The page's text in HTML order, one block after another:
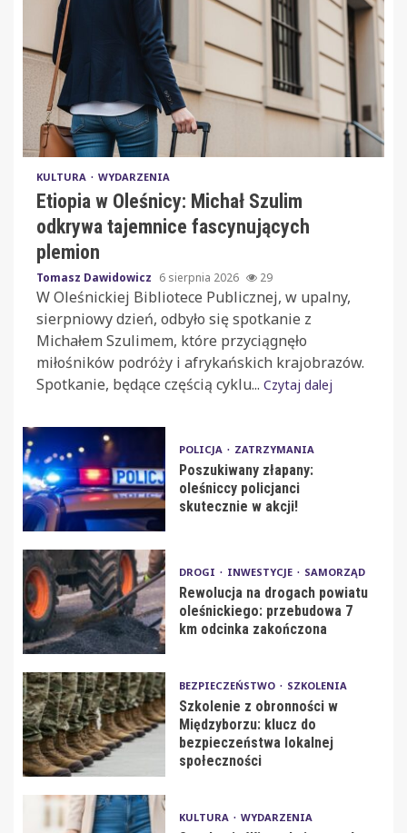
KULTURA WYDARZENIA
Etiopia w Oleśnicy: Michał Szulim
odkrywa tajemnice fascynujących
plemion
Tomasz Dawidowicz 6 sierpnia 2026 29
W Oleśnickiej Bibliotece Publicznej, w upalny,
sierpniowy dzień, odbyło się spotkanie z
Michałem Szulimem, które przyciągnęło
miłośników podróży i afrykańskich krajobrazów.
Spotkanie, będące częścią cyklu... Czytaj dalej
POLICJA ZATRZYMANIA
Poszukiwany złapany:
oleśniccy policjanci
skutecznie w akcji!
DROGI INWESTYCJE SAMORZĄD
Rewolucja na drogach powiatu
oleśnickiego: przebudowa 7
km odcinka zakończona
BEZPIECZEŃSTWO SZKOLENIA
Szkolenie z obronności w
Międzyborzu: klucz do
bezpieczeństwa lokalnej
społeczności
KULTURA WYDARZENIA